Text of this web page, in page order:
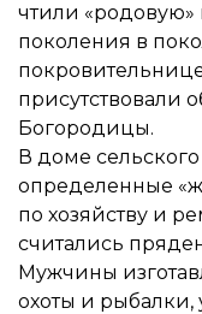
чтили «родовую»
поколения в
присутствовали
Богородицы.
В доме
определенные
по хозяйству и
считались
Мужчины
охоты и